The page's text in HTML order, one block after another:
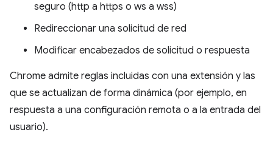
seguro (http a https o ws a wss)
Redireccionar una solicitud de red
Modificar encabezados de solicitud o respuesta
Chrome admite reglas incluidas con una extensión y las
que se actualizan de forma dinámica (por ejemplo, en
respuesta a una configuración remota o a la entrada del
usuario).